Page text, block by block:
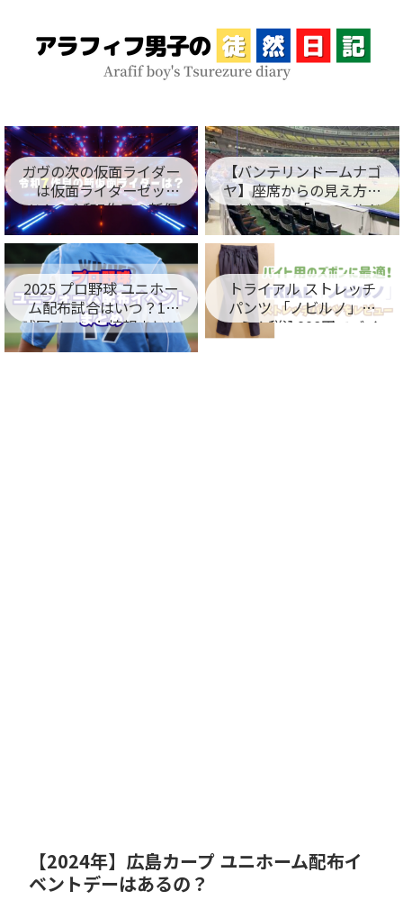
ガヴの次の仮面ライダー
は仮面ライダーゼッ
ツ！？令和7作目の新仮
面ライダー名が判明！
【バンテリンドームナゴ
ヤ】座席からの見え方を
レビュー！「フィールド
シート編」
2025 プロ野球 ユニホー
ム配布試合はいつ？12
球団イベント情報まとめ
トライアル ストレッチ
パンツ 「ノビルノ」口
コミ！税込998円でバイ
ト用のズボンに最適！
【2024年】広島カープ ユニホーム配布イ
ベントデーはあるの？